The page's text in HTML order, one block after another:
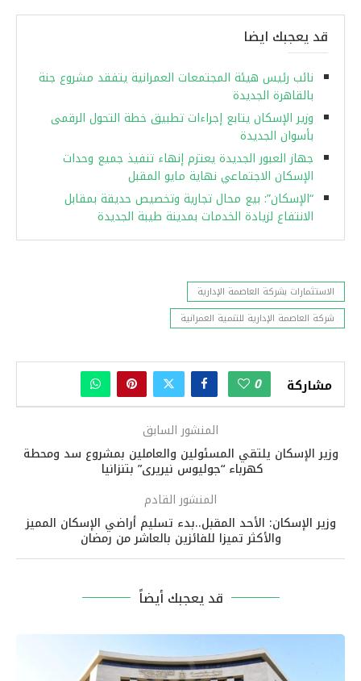
قد يعجبك ايضا
نائب رئيس هيئة المجتمعات العمرانية يتفقد مشروع جنة
بالقاهرة الجديدة
وزير الإسكان يتابع إجراءات تطبيق خطة التحول الرقمى
بأسوان الجديدة
جهاز العبور الجديدة يعتزم إنهاء تنفيذ جميع وحدات
الإسكان الاجتماعي نهاية مايو المقبل
“الإسكان”: بيع محال تجارية وتخصيص حديقة بمقابل
الانتفاع لزيادة الخدمات بمدينة طيبة الجديدة
الاستثمارات بشركة العاصمة الإدارية
شركة العاصمة الإدارية للتنمية العمرانية
مشاركة 0
المنشور السابق
وزير الإسكان يلتقي المسئولين والعاملين بمشروع سد ومحطة
كهرباء “جوليوس نيريرى” بتنزانيا
المنشور القادم
وزير الإسكان: الأحد المقبل..بدء تسليم أراضي الإسكان المميز
والأكثر تميزا للفائزين بالعاشر من رمضان
قد يعجبك أيضاً